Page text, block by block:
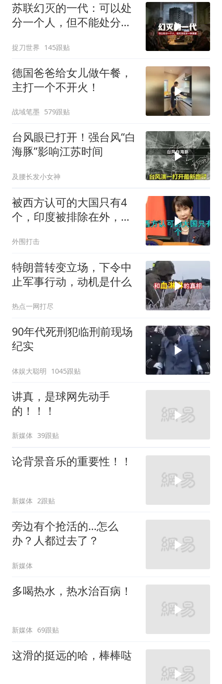
苏联幻灭的一代：可以处
分一个人，但不能处分一
捉刀世界 145跟贴
德国爸爸给女儿做午餐，
主打一个不开火！
战域笔墨 579跟贴
台风眼已打开！强台风“白
海豚”影响江苏时间
及腰长发小女神
被西方认可的大国只有4
个，印度被排除在外，为
外围打击
特朗普转变立场，下令中
止军事行动，动机是什么
热点一网打尽
90年代死刑犯临刑前现场
纪实
体娱大聪明 1045跟贴
讲真，是球网先动手
的！！！
新媒体 39跟贴
论背景音乐的重要性！！
新媒体 2跟贴
旁边有个抢活的…怎么
办？人都过去了？
新媒体
多喝热水，热水治百病！
新媒体 69跟贴
这滑的挺远的哈，棒棒哒